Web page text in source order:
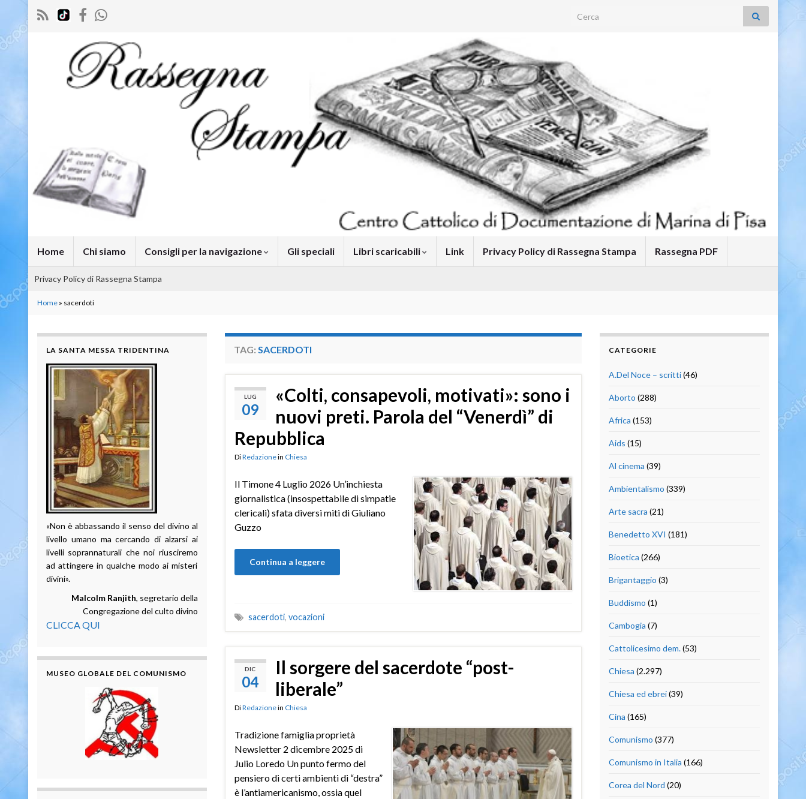
Search for:
Home Chi siamo Consigli per la navigazione Gli speciali Libri scaricabili Link Privacy Policy di Rassegna Stampa Rassegna PDF
Privacy Policy di Rassegna Stampa
Home » sacerdoti
TAG: SACERDOTI
LUG
09
«Colti, consapevoli, motivati»: sono i
nuovi preti. Parola del “Venerdì” di
Repubblica
DiRedazionein Chiesa
Il Timone 4 Luglio 2026 Un’inchiesta
giornalistica (insospettabile di simpatie
clericali) sfata diversi miti di Giuliano
Guzzo
Continua a leggere
sacerdoti, vocazioni
DIC
04
Il sorgere del sacerdote “post-
liberale”
DiRedazionein Chiesa
Tradizione famiglia proprietà
Newsletter 2 dicembre 2025 di
Julio Loredo Un punto fermo del
pensiero di certi ambienti di “destra”
è l’antiamericanismo, ossia quel
LA SANTA MESSA TRIDENTINA
«Non è abbassando il senso del divino al
livello umano ma cercando di alzarsi ai
livelli soprannaturali che noi riusciremo
ad attingere in qualche modo ai misteri
divini».
Malcolm Ranjith, segretario della
Congregazione del culto divino
CLICCA QUI
MUSEO GLOBALE DEL COMUNISMO
CATEGORIE
A.Del Noce – scritti(46)
Aborto (288)
Africa (153)
Aids (15)
Al cinema (39)
Ambientalismo (339)
Arte sacra (21)
Benedetto XVI (181)
Bioetica (266)
Brigantaggio (3)
Buddismo (1)
Cambogia (7)
Cattolicesimo dem.(53)
Chiesa (2.297)
Chiesa ed ebrei(39)
Cina (165)
Comunismo (377)
Comunismo in Italia (166)
Corea del Nord (20)